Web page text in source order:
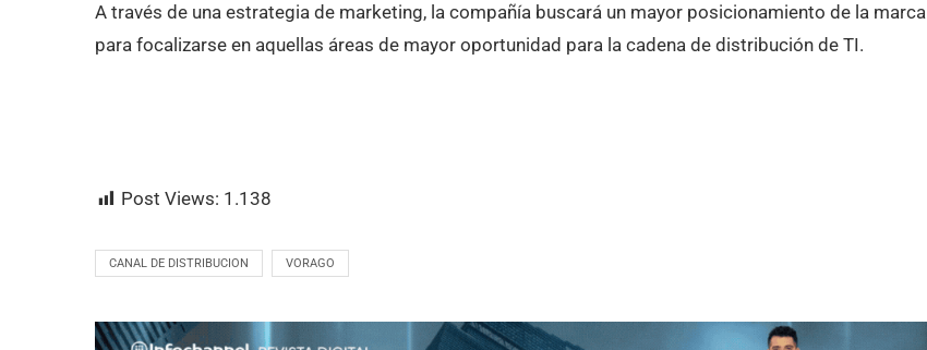
A través de una estrategia de marketing, la compañía buscará un mayor posicionamiento de la marca
para focalizarse en aquellas áreas de mayor oportunidad para la cadena de distribución de TI.
Post Views: 1.138
CANAL DE DISTRIBUCION VORAGO